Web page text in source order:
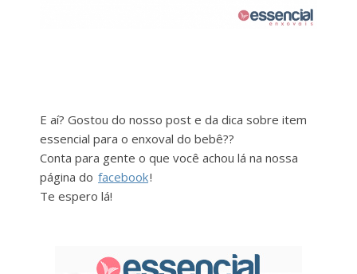
E aí? Gostou do nosso post e da dica sobre item
essencial para o enxoval do bebê??
Conta para gente o que você achou lá na nossa
página do facebook!
Te espero lá!